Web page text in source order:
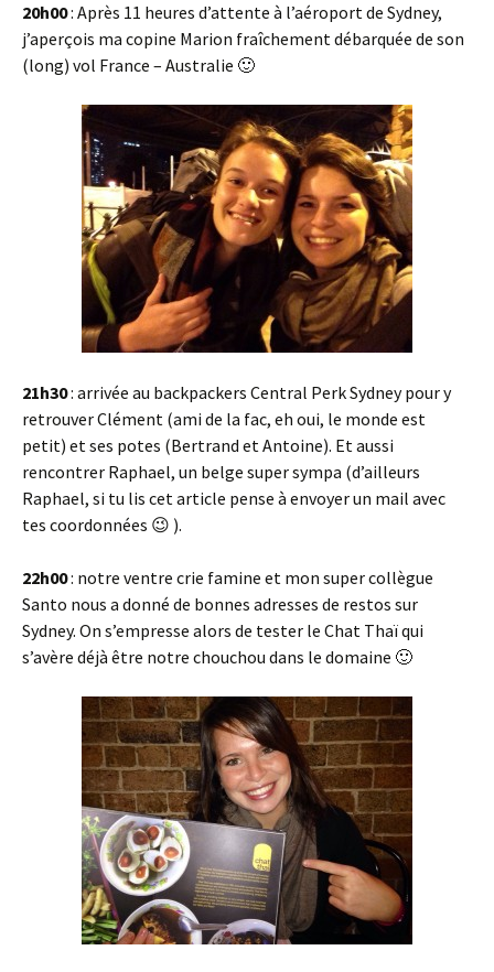
20h00: Après 11 heures d’attente à l’aéroport de Sydney,
j’aperçois ma copine Marion fraîchement débarquée de son
(long) vol France – Australie 🙂
21h30: arrivée au backpackers Central Perk Sydney pour y
retrouver Clément (ami de la fac, eh oui, le monde est
petit) et ses potes (Bertrand et Antoine). Et aussi
rencontrer Raphael, un belge super sympa (d’ailleurs
Raphael, si tu lis cet article pense à envoyer un mail avec
tes coordonnées 😉 ).
22h00: notre ventre crie famine et mon super collègue
Santo nous a donné de bonnes adresses de restos sur
Sydney. On s’empresse alors de tester le Chat Thaï qui
s’avère déjà être notre chouchou dans le domaine 🙂